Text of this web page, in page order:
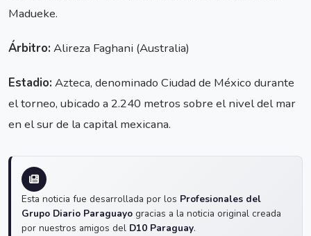
Madueke.
Árbitro: Alireza Faghani (Australia)
Estadio: Azteca, denominado Ciudad de México durante
el torneo, ubicado a 2.240 metros sobre el nivel del mar
en el sur de la capital mexicana.
Esta noticia fue desarrollada por los Profesionales del
Grupo Diario Paraguayo gracias a la noticia original creada
por nuestros amigos del D10 Paraguay.